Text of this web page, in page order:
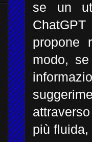
se un
propone
modo,
più